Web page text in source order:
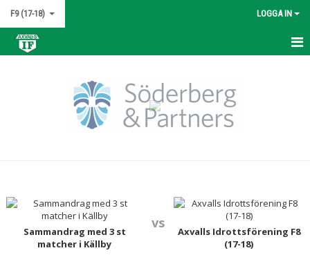
F9 (17-18) LOGGA IN
BILDGALLERI
DOKUMENT
Sammandrag med 3 st
matcher i Källby
vs
Axvalls Idrottsförening F8
(17-18)